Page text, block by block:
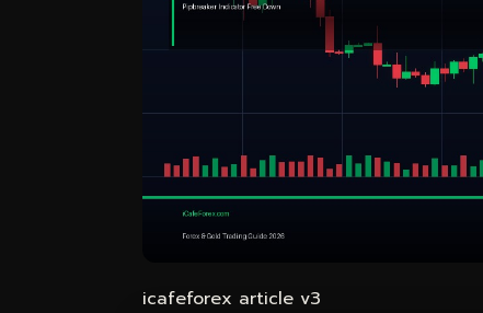
icafeforex article v3